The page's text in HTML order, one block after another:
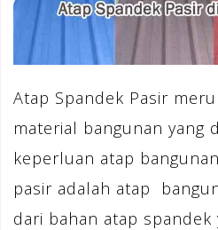
Atap Spandek Pasir
material bangunan yang
keperluan atap
pasir adalah atap
dari bahan atap spandek